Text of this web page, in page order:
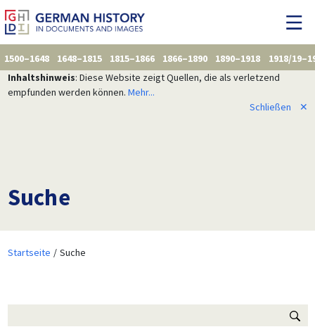
1500–1648 1648–1815 1815–1866 1866–1890 1890–1918
1918/
Inhaltshinweis: Diese Website zeigt Quellen, die als verletzend
empfunden werden können. Mehr...
Schließen
✕
Suche
Startseite Suche